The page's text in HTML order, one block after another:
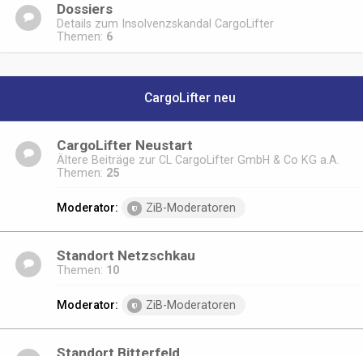
Dossiers
Details zum Insolvenzskandal CargoLifter
Themen: 6
CargoLifter neu
CargoLifter Neustart
Ältere Beiträge zur CL CargoLifter GmbH & Co KG a.A.
Themen: 25
Moderator: ZiB-Moderatoren
Standort Netzschkau
Themen: 10
Moderator: ZiB-Moderatoren
Standort Bitterfeld